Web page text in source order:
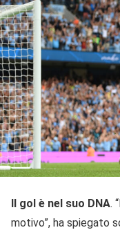
Il gol è nel suo DNA.
motivo”, ha spiegato